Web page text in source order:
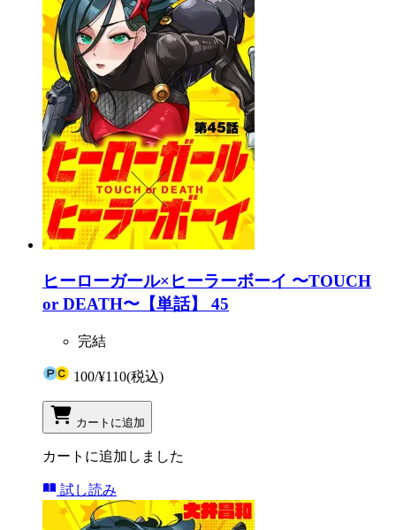
ヒーローガール×ヒーラーボーイ 〜TOUCH
or DEATH〜【単話】 45
完結
100/¥110(税込)
カートに追加
カートに追加しました
試し読み